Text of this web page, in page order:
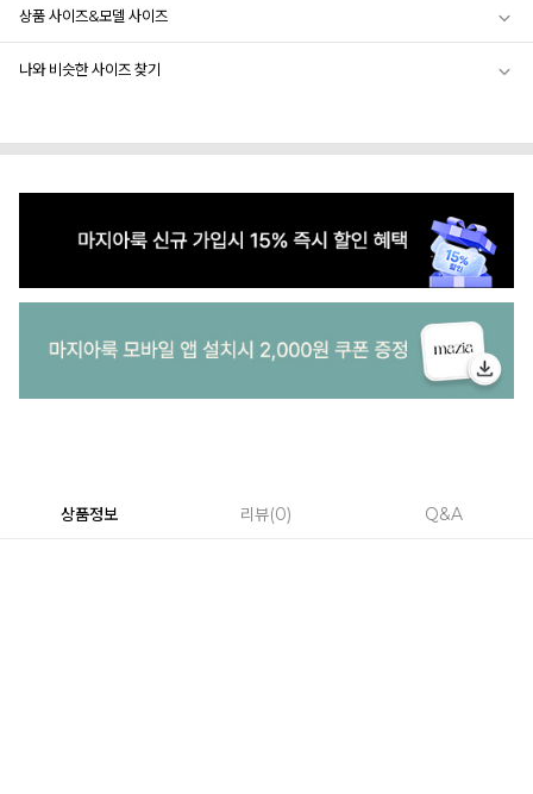
상품 사이즈&모델 사이즈
나와 비슷한 사이즈 찾기
상품정보 리뷰 0 Q&A